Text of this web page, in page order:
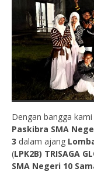
Dengan bangga
Paskibra SMA
3 dalam ajang
(LPK2B) TRISAGA
SMA Negeri 10